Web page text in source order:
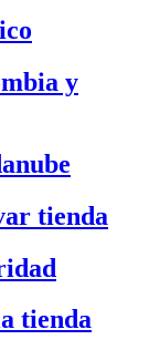
y
tienda
tienda